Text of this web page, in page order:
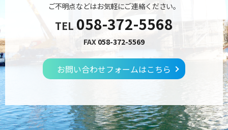
ご不明点などはお気軽にご連絡ください。
TEL 058-372-5568
FAX 058-372-5569
お問い合わせフォームはこちら